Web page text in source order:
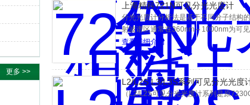
更多 >>
上海精科721N可见分光光度计
分光光度计分析法是基于不同分子结构
射波谱区通常在360nm～1000nm为可
谱区域内对物质作定性、定量分析，是
器，具有波长精度高，单色性好，杂散
览。 ● 采用微机测量系统，T-A转换精
测量读数准确性高，重现性好和稳定性
使用功能。 ● UVWin7软件包（另购）。
查看详细介绍
L2/L2S L3/L3S系列可见分光光度
（L2/L2S可见分光光度计系列是原